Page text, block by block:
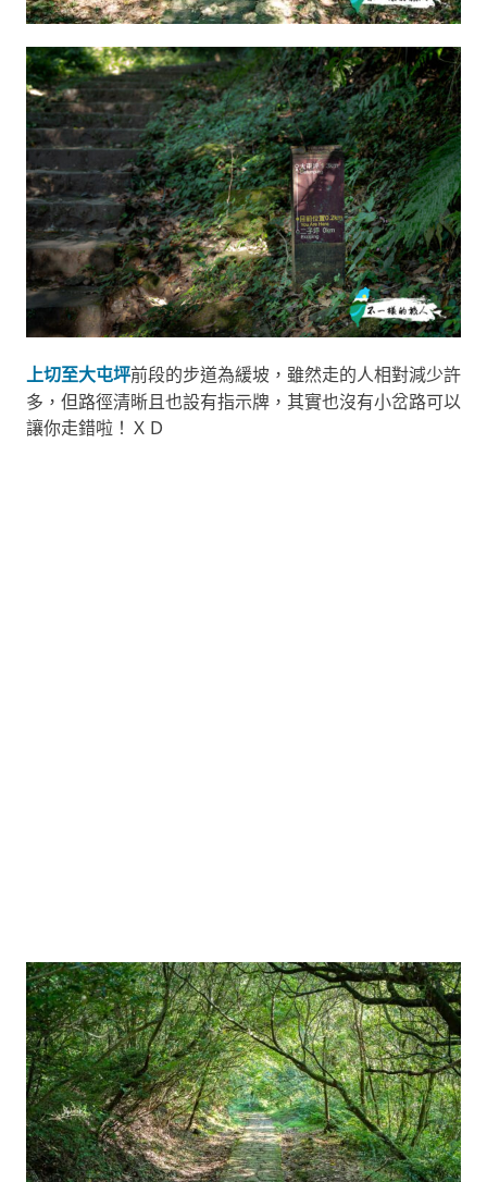
上切至大屯坪前段的步道為緩坡，雖然走的人相對減少許
多，但路徑清晰且也設有指示牌，其實也沒有小岔路可以
讓你走錯啦！ＸＤ